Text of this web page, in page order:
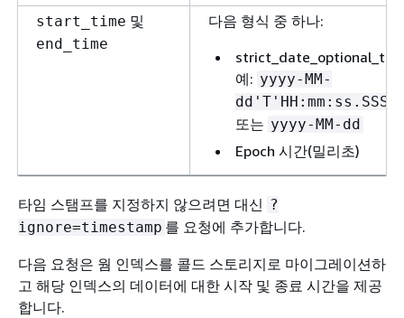
start_time 및
end_time
다음 형식 중 하나:
예: yyyy-MM-
dd'T'HH:mm:ss.SSSZ
또는 yyyy-MM-dd
Epoch 시간(밀리초)
타임 스탬프를 지정하지 않으려면 대신 ?
ignore=timestamp 를 요청에 추가합니다.
다음 요청은 웜 인덱스를 콜드 스토리지로 마이그레이션하
고 해당 인덱스의 데이터에 대한 시작 및 종료 시간을 제공
합니다.